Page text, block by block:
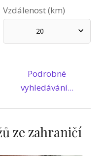
Vzdálenost (km)
20
Podrobné
vyhledávání...
ze zahraničí